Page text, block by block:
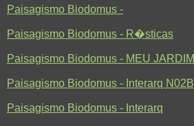
Paisagismo Biodomus -
Paisagismo Biodomus - R�sticas
Paisagismo Biodomus - MEU JARDIM
Paisagismo Biodomus - Interarq N02B
Paisagismo Biodomus - Interarq